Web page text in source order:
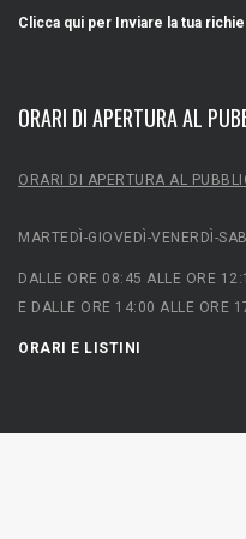
Clicca qui per Inviare la tua
ORARI DI APERTURA AL
ORARI DI APERTURA AL
MARTEDÌ-GIOVEDÌ-VENERDÌ-
DALLE ORE 08:45 ALLE ORE
E DALLE ORE 14:00 ALLE ORE
ORARI E LISTINI